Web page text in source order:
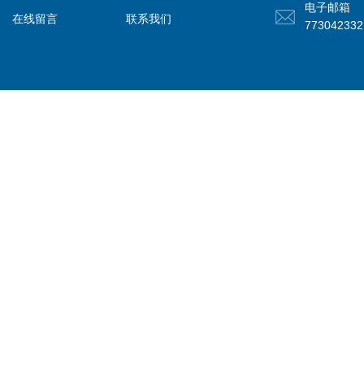
在线留言
联系我们
电子邮箱